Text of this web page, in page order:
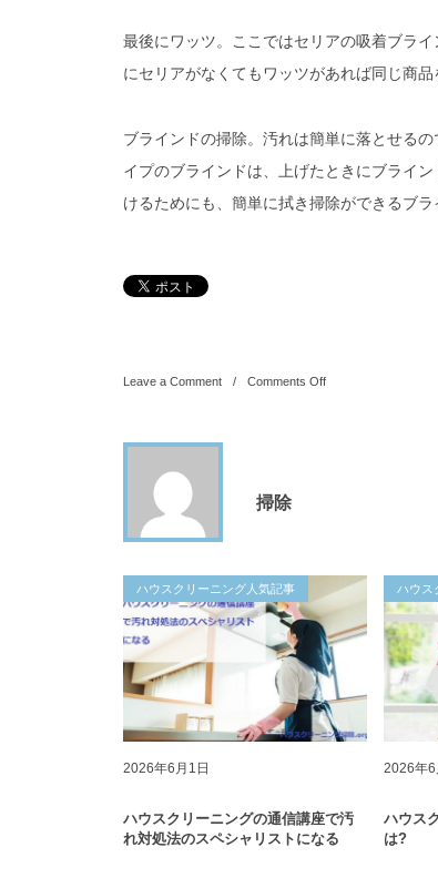
最後にワッツ。ここではセリアの吸着ブラ
にセリアがなくてもワッツがあれば同じ商
ブラインドの掃除。汚れは簡単に落とせる
イプのブラインドは、上げたときにブライ
けるためにも、簡単に拭き掃除ができるブ
Leave a Comment Comments Off
掃除
ハウスクリーニング人気記事
2026年6月1日
ハウスクリーニングの通信講座で汚
れ対処法のスペシャリストになる
ハウス
2026年6
ハウス
は?